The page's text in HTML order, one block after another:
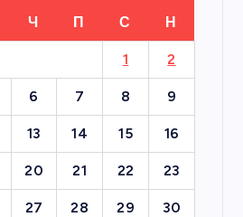
Ч П С Н
1 2
6 7 8 9
13 14 15 16
20 21 22 23
27 28 29 30